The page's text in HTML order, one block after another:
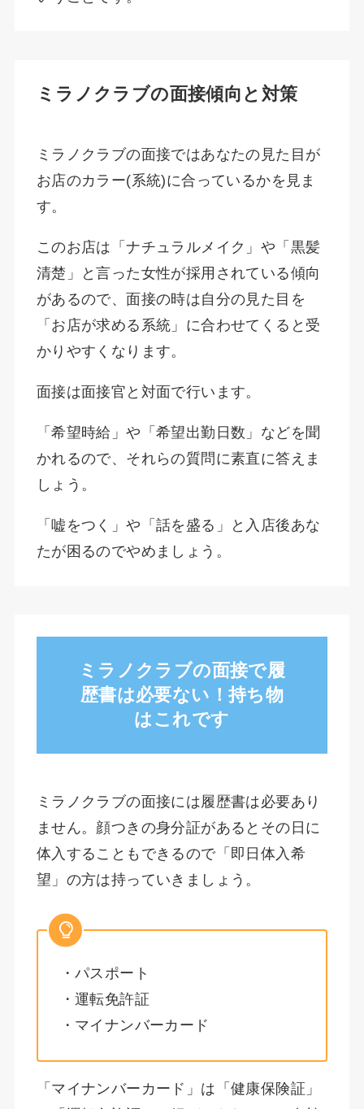
ミラノクラブの面接傾向と対策
ミラノクラブの面接ではあなたの見た目が
お店のカラー(系統)に合っているかを見ま
す。
このお店は「ナチュラルメイク」や「黒髪
清楚」と言った女性が採用されている傾向
があるので、面接の時は自分の見た目を
「お店が求める系統」に合わせてくると受
かりやすくなります。
面接は面接官と対面で行います。
「希望時給」や「希望出勤日数」などを聞
かれるので、それらの質問に素直に答えま
しょう。
「嘘をつく」や「話を盛る」と入店後あな
たが困るのでやめましょう。
ミラノクラブの面接で履
歴書は必要ない！持ち物
はこれです
ミラノクラブの面接には履歴書は必要あり
ません。顔つきの身分証があるとその日に
体入することもできるので「即日体入希
望」の方は持っていきましょう。
・パスポート
・運転免許証
・マイナンバーカード
「マイナンバーカード」は「健康保険証」